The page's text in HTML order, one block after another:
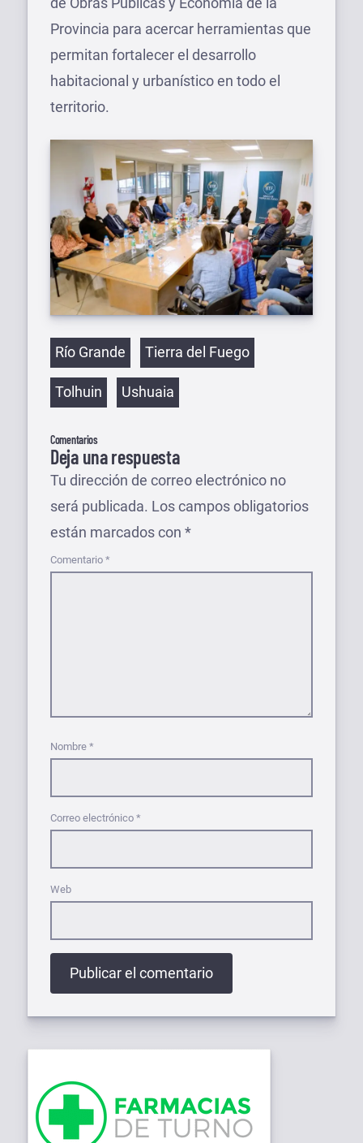
Provincia para acercar herramientas que
permitan fortalecer el desarrollo
habitacional y urbanístico en todo el
territorio.
Etiquetas
Río Grande Tierra del Fuego
Tolhuin Ushuaia
Comentarios
Deja una respuesta
Tu dirección de correo electrónico no
será publicada. Los campos obligatorios
están marcados con *
Comentario *
Nombre *
Correo electrónico *
Web